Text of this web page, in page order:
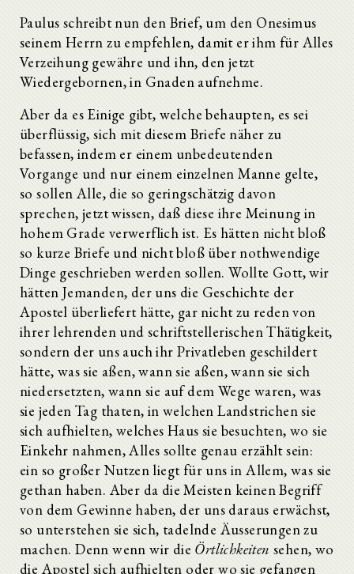
Paulus schreibt nun den Brief, um den Onesimus
seinem Herrn zu empfehlen, damit er ihm für Alles
Verzeihung gewähre und ihn, den jetzt
Wiedergebornen, in Gnaden aufnehme.
Aber da es Einige gibt, welche behaupten, es sei
überflüssig, sich mit diesem Briefe näher zu
befassen, indem er einem unbedeutenden
Vorgange und nur einem einzelnen Manne gelte,
so sollen Alle, die so geringschätzig davon
sprechen, jetzt wissen, daß diese ihre Meinung in
hohem Grade verwerflich ist. Es hätten nicht bloß
so kurze Briefe und nicht bloß über nothwendige
Dinge geschrieben werden sollen. Wollte Gott, wir
hätten Jemanden, der uns die Geschichte der
Apostel überliefert hätte, gar nicht zu reden von
ihrer lehrenden und schriftstellerischen Thätigkeit,
sondern der uns auch ihr Privatleben geschildert
hätte, was sie aßen, wann sie aßen, wann sie sich
niedersetzten, wann sie auf dem Wege waren, was
sie jeden Tag thaten, in welchen Landstrichen sie
sich aufhielten, welches Haus sie besuchten, wo sie
Einkehr nahmen, Alles sollte genau erzählt sein:
ein so großer Nutzen liegt für uns in Allem, was sie
gethan haben. Aber da die Meisten keinen Begriff
von dem Gewinne haben, der uns daraus erwächst,
so unterstehen sie sich, tadelnde Äusserungen zu
machen. Denn wenn wir die Örtlichkeiten sehen, wo
die Apostel sich aufhielten oder wo sie gefangen